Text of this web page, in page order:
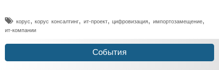
корус,корус консалтинг, ит-проект,цифровизация,импортозамещение,
ит-компании
События